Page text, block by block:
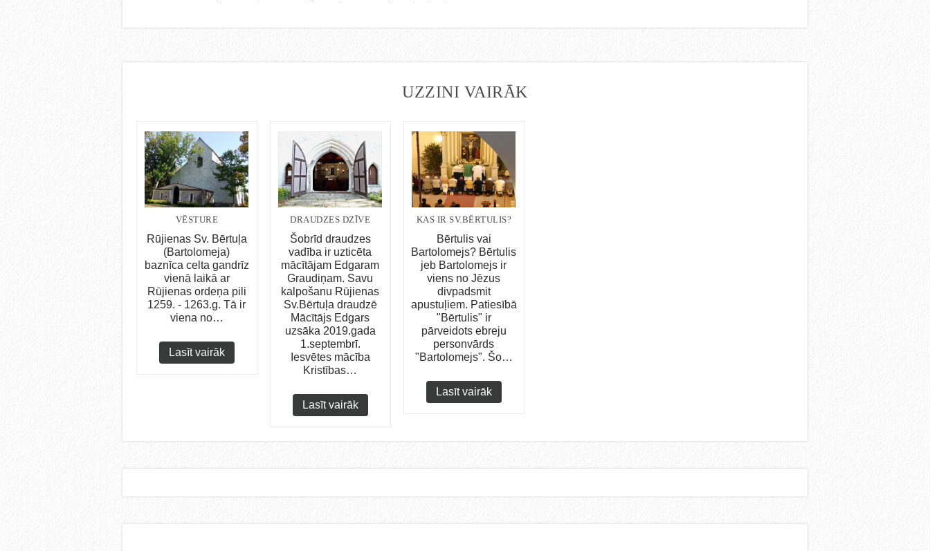
UZZINI VAIRĀK
VĒSTURE
Rūjienas Sv. Bērtuļa
(Bartolomeja)
baznīca celta gandrīz
vienā laikā ar
Rūjienas ordeņa pili
1259. - 1263.g. Tā ir
viena no…
Lasīt vairāk
DRAUDZES DZĪVE
Šobrīd draudzes
vadība ir uzticēta
mācītājam Edgaram
Graudiņam. Savu
kalpošanu Rūjienas
Sv.Bērtuļa draudzē
Mācītājs Edgars
uzsāka 2019.gada
1.septembrī.
Iesvētes mācība
Kristības…
Lasīt vairāk
KAS IR SV.BĒRTULIS?
Bērtulis vai
Bartolomejs? Bērtulis
jeb Bartolomejs ir
viens no Jēzus
divpadsmit
apustuļiem. Patiesībā
"Bērtulis" ir
pārveidots ebreju
personvārds
"Bartolomejs". Šo…
Lasīt vairāk